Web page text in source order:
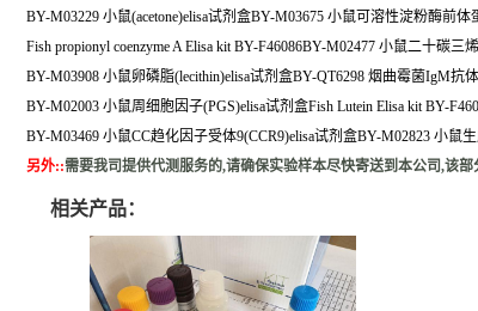
BY-M03229 小鼠(acetone)elisa试剂盒BY-M03675 小鼠可溶性淀粉酶前体
Fish propionyl coenzyme A Elisa kit BY-F46086BY-M02477 小鼠二十碳三
BY-M03908 小鼠卵磷脂(lecithin)elisa试剂盒BY-QT6298 烟曲霉菌IgM抗
BY-M02003 小鼠周细胞因子(PGS)elisa试剂盒Fish Lutein Elisa kit BY-
BY-M03469 小鼠CC趋化因子受体9(CCR9)elisa试剂盒BY-M02823 小鼠
另外::需要我司提供代测服务的,请确保实验样本尽快寄送到本公司,该
相关产品：